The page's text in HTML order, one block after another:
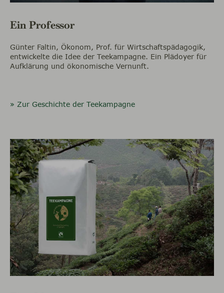
Ein Professor
Günter Faltin, Ökonom, Prof. für Wirtschaftspädagogik,
entwickelte die Idee der Teekampagne. Ein Plädoyer für
Aufklärung und ökonomische Vernunft.
» Zur Geschichte der Teekampagne